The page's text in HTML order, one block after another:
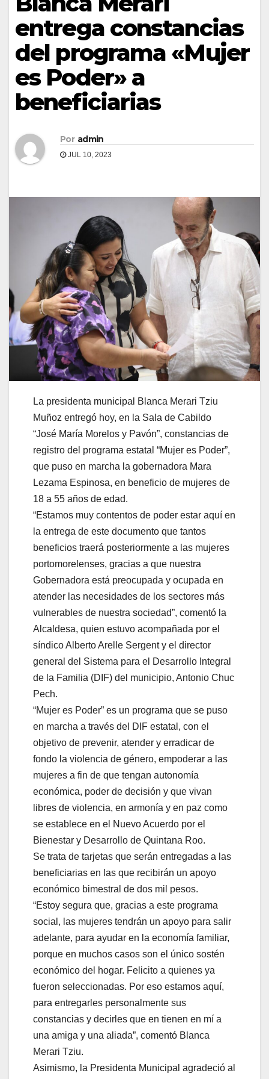
entrega constancias
del programa «Mujer
es Poder» a
beneficiarias
Por admin
JUL 10, 2023
La presidenta municipal Blanca Merari Tziu
Muñoz entregó hoy, en la Sala de Cabildo
“José María Morelos y Pavón”, constancias de
registro del programa estatal “Mujer es Poder”,
que puso en marcha la gobernadora Mara
Lezama Espinosa, en beneficio de mujeres de
18 a 55 años de edad.
“Estamos muy contentos de poder estar aquí en
la entrega de este documento que tantos
beneficios traerá posteriormente a las mujeres
portomorelenses, gracias a que nuestra
Gobernadora está preocupada y ocupada en
atender las necesidades de los sectores más
vulnerables de nuestra sociedad”, comentó la
Alcaldesa, quien estuvo acompañada por el
síndico Alberto Arelle Sergent y el director
general del Sistema para el Desarrollo Integral
de la Familia (DIF) del municipio, Antonio Chuc
Pech.
“Mujer es Poder” es un programa que se puso
en marcha a través del DIF estatal, con el
objetivo de prevenir, atender y erradicar de
fondo la violencia de género, empoderar a las
mujeres a fin de que tengan autonomía
económica, poder de decisión y que vivan
libres de violencia, en armonía y en paz como
se establece en el Nuevo Acuerdo por el
Bienestar y Desarrollo de Quintana Roo.
Se trata de tarjetas que serán entregadas a las
beneficiarias en las que recibirán un apoyo
económico bimestral de dos mil pesos.
“Estoy segura que, gracias a este programa
social, las mujeres tendrán un apoyo para salir
adelante, para ayudar en la economía familiar,
porque en muchos casos son el único sostén
económico del hogar. Felicito a quienes ya
fueron seleccionadas. Por eso estamos aquí,
para entregarles personalmente sus
constancias y decirles que en tienen en mí a
una amiga y una aliada”, comentó Blanca
Merari Tziu.
Asimismo, la Presidenta Municipal agradeció al